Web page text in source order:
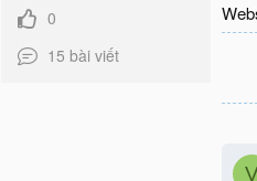
0
15 bài viết